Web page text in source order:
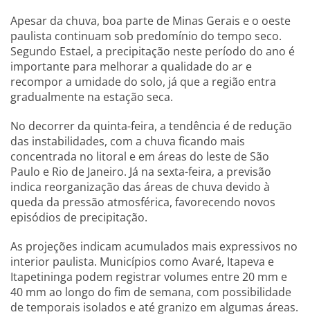
Apesar da chuva, boa parte de Minas Gerais e o oeste
paulista continuam sob predomínio do tempo seco.
Segundo Estael, a precipitação neste período do ano é
importante para melhorar a qualidade do ar e
recompor a umidade do solo, já que a região entra
gradualmente na estação seca.
No decorrer da quinta-feira, a tendência é de redução
das instabilidades, com a chuva ficando mais
concentrada no litoral e em áreas do leste de São
Paulo e Rio de Janeiro. Já na sexta-feira, a previsão
indica reorganização das áreas de chuva devido à
queda da pressão atmosférica, favorecendo novos
episódios de precipitação.
As projeções indicam acumulados mais expressivos no
interior paulista. Municípios como Avaré, Itapeva e
Itapetininga podem registrar volumes entre 20 mm e
40 mm ao longo do fim de semana, com possibilidade
de temporais isolados e até granizo em algumas áreas.